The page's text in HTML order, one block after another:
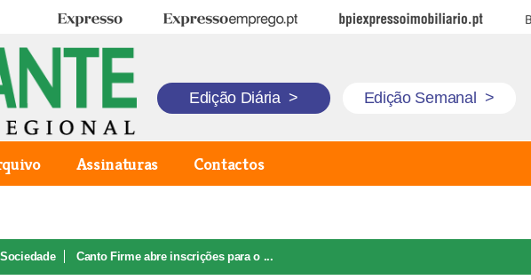
Expresso Expresso Emprego BPI Expresso Imobiliário
Edição Diária > Edição Semanal >
Assinaturas Contactos
Sociedade Canto Firme abre inscrições para o ...